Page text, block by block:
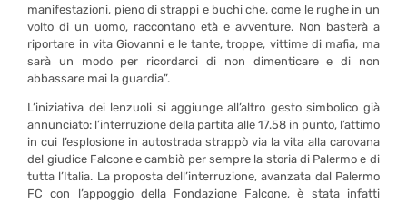
manifestazioni, pieno di strappi e buchi che, come le rughe in un
volto di un uomo, raccontano età e avventure. Non basterà a
riportare in vita Giovanni e le tante, troppe, vittime di mafia, ma
sarà un modo per ricordarci di non dimenticare e di non
abbassare mai la guardia”.
L’iniziativa dei lenzuoli si aggiunge all’altro gesto simbolico già
annunciato: l’interruzione della partita alle 17.58 in punto, l’attimo
in cui l’esplosione in autostrada strappò via la vita alla carovana
del giudice Falcone e cambiò per sempre la storia di Palermo e di
tutta l’Italia. La proposta dell’interruzione, avanzata dal Palermo
FC con l’appoggio della Fondazione Falcone, è stata infatti